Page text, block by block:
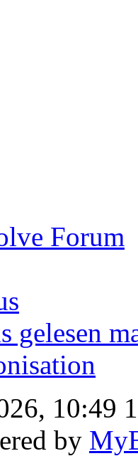
Forum
gelesen
10:49
by